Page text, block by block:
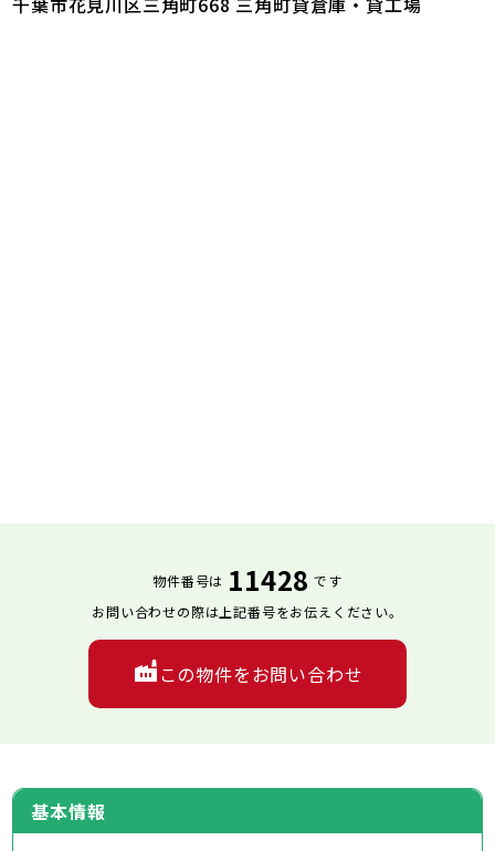
基本情報
物件番号は 11428 です
お問い合わせの際は上記番号をお伝えください。
この物件をお問い合わせ